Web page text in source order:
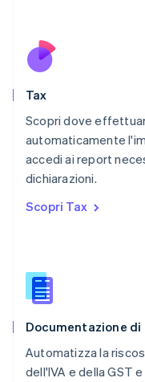
Tax
Scopri dove
automaticamente
accedi ai report
dichiarazioni.
Scopri Tax
Documentazione di
Automatizza la
dell'IVA e della GST
English
Paesi Bassi
English
Portogallo
RAS di Hong
English简体中文
Regno Unito
English
English
Singapore
Slovacchia
English
Slovenia